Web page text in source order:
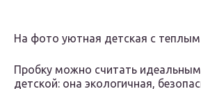
На фото уютная детская с
Пробку можно считать
детской: она экологичная,